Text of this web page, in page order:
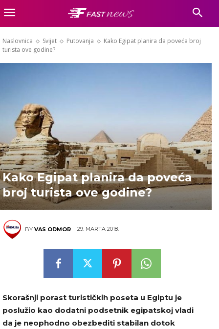
Naslovnica Svijet Putovanja
Kako Egipat planira da poveća broj
turista ove godine?
Kako Egipat planira da poveća
broj turista ove godine?
BY VAS ODMOR 29. MARTA 2018.
Skorašnji porast turističkih poseta u Egiptu je
poslužio kao dodatni podsetnik egipatskoj vladi
da je neophodno obezbediti stabilan dotok